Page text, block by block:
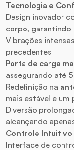
Tecnologia e
Design inovador
corpo, garantindo
Vibrações
precedentes
Porta de carga
assegurando até
Redefinição na
mais estável e um
Diversão
alcançando
Controle Intuitivo
Interface de